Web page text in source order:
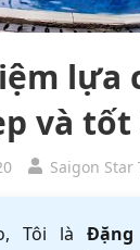
lựa
và
Saigon Star
Tôi là